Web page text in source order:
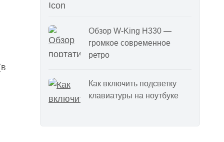
Обзор W-King H330 —
громкое современное
ретро
Как включить подсветку
клавиатуры на ноутбуке